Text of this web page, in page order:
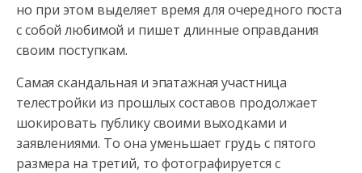
но при этом выделяет время для очередного поста
с собой любимой и пишет длинные оправдания
своим поступкам.
Самая скандальная и эпатажная участница
телестройки из прошлых составов продолжает
шокировать публику своими выходками и
заявлениями. То она уменьшает грудь с пятого
размера на третий, то фотографируется с